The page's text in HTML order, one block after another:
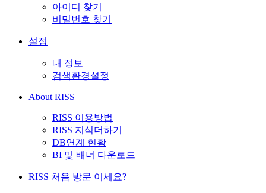
아이디 찾기
비밀번호 찾기
설정
내 정보
검색환경설정
About RISS
RISS 이용방법
RISS 지식더하기
DB연계 현황
BI 및 배너 다운로드
RISS 처음 방문 이세요?